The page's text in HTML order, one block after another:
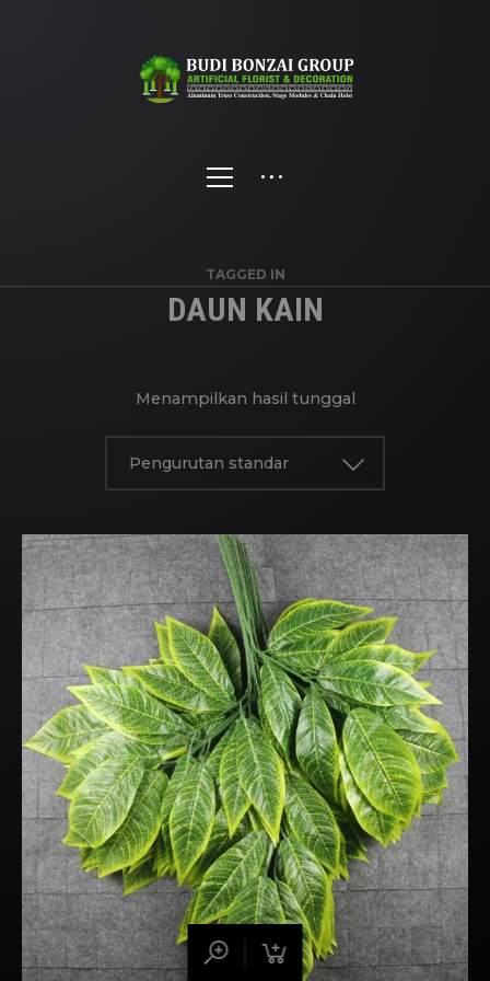
TAGGED IN
DAUN KAIN
Menampilkan hasil tunggal
Pengurutan standar